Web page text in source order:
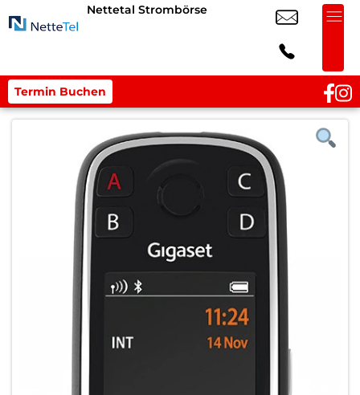
Nettetal Strombörse
Termin Buchen